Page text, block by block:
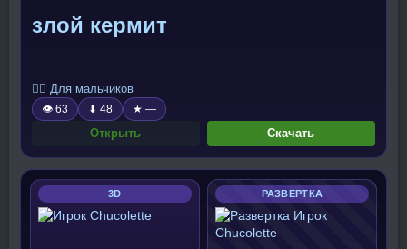
злой кермит
🧍‍♂️ Для мальчиков
👁 63 ⬇ 48 ★ —
Открыть Скачать
3D РАЗВЕРТКА